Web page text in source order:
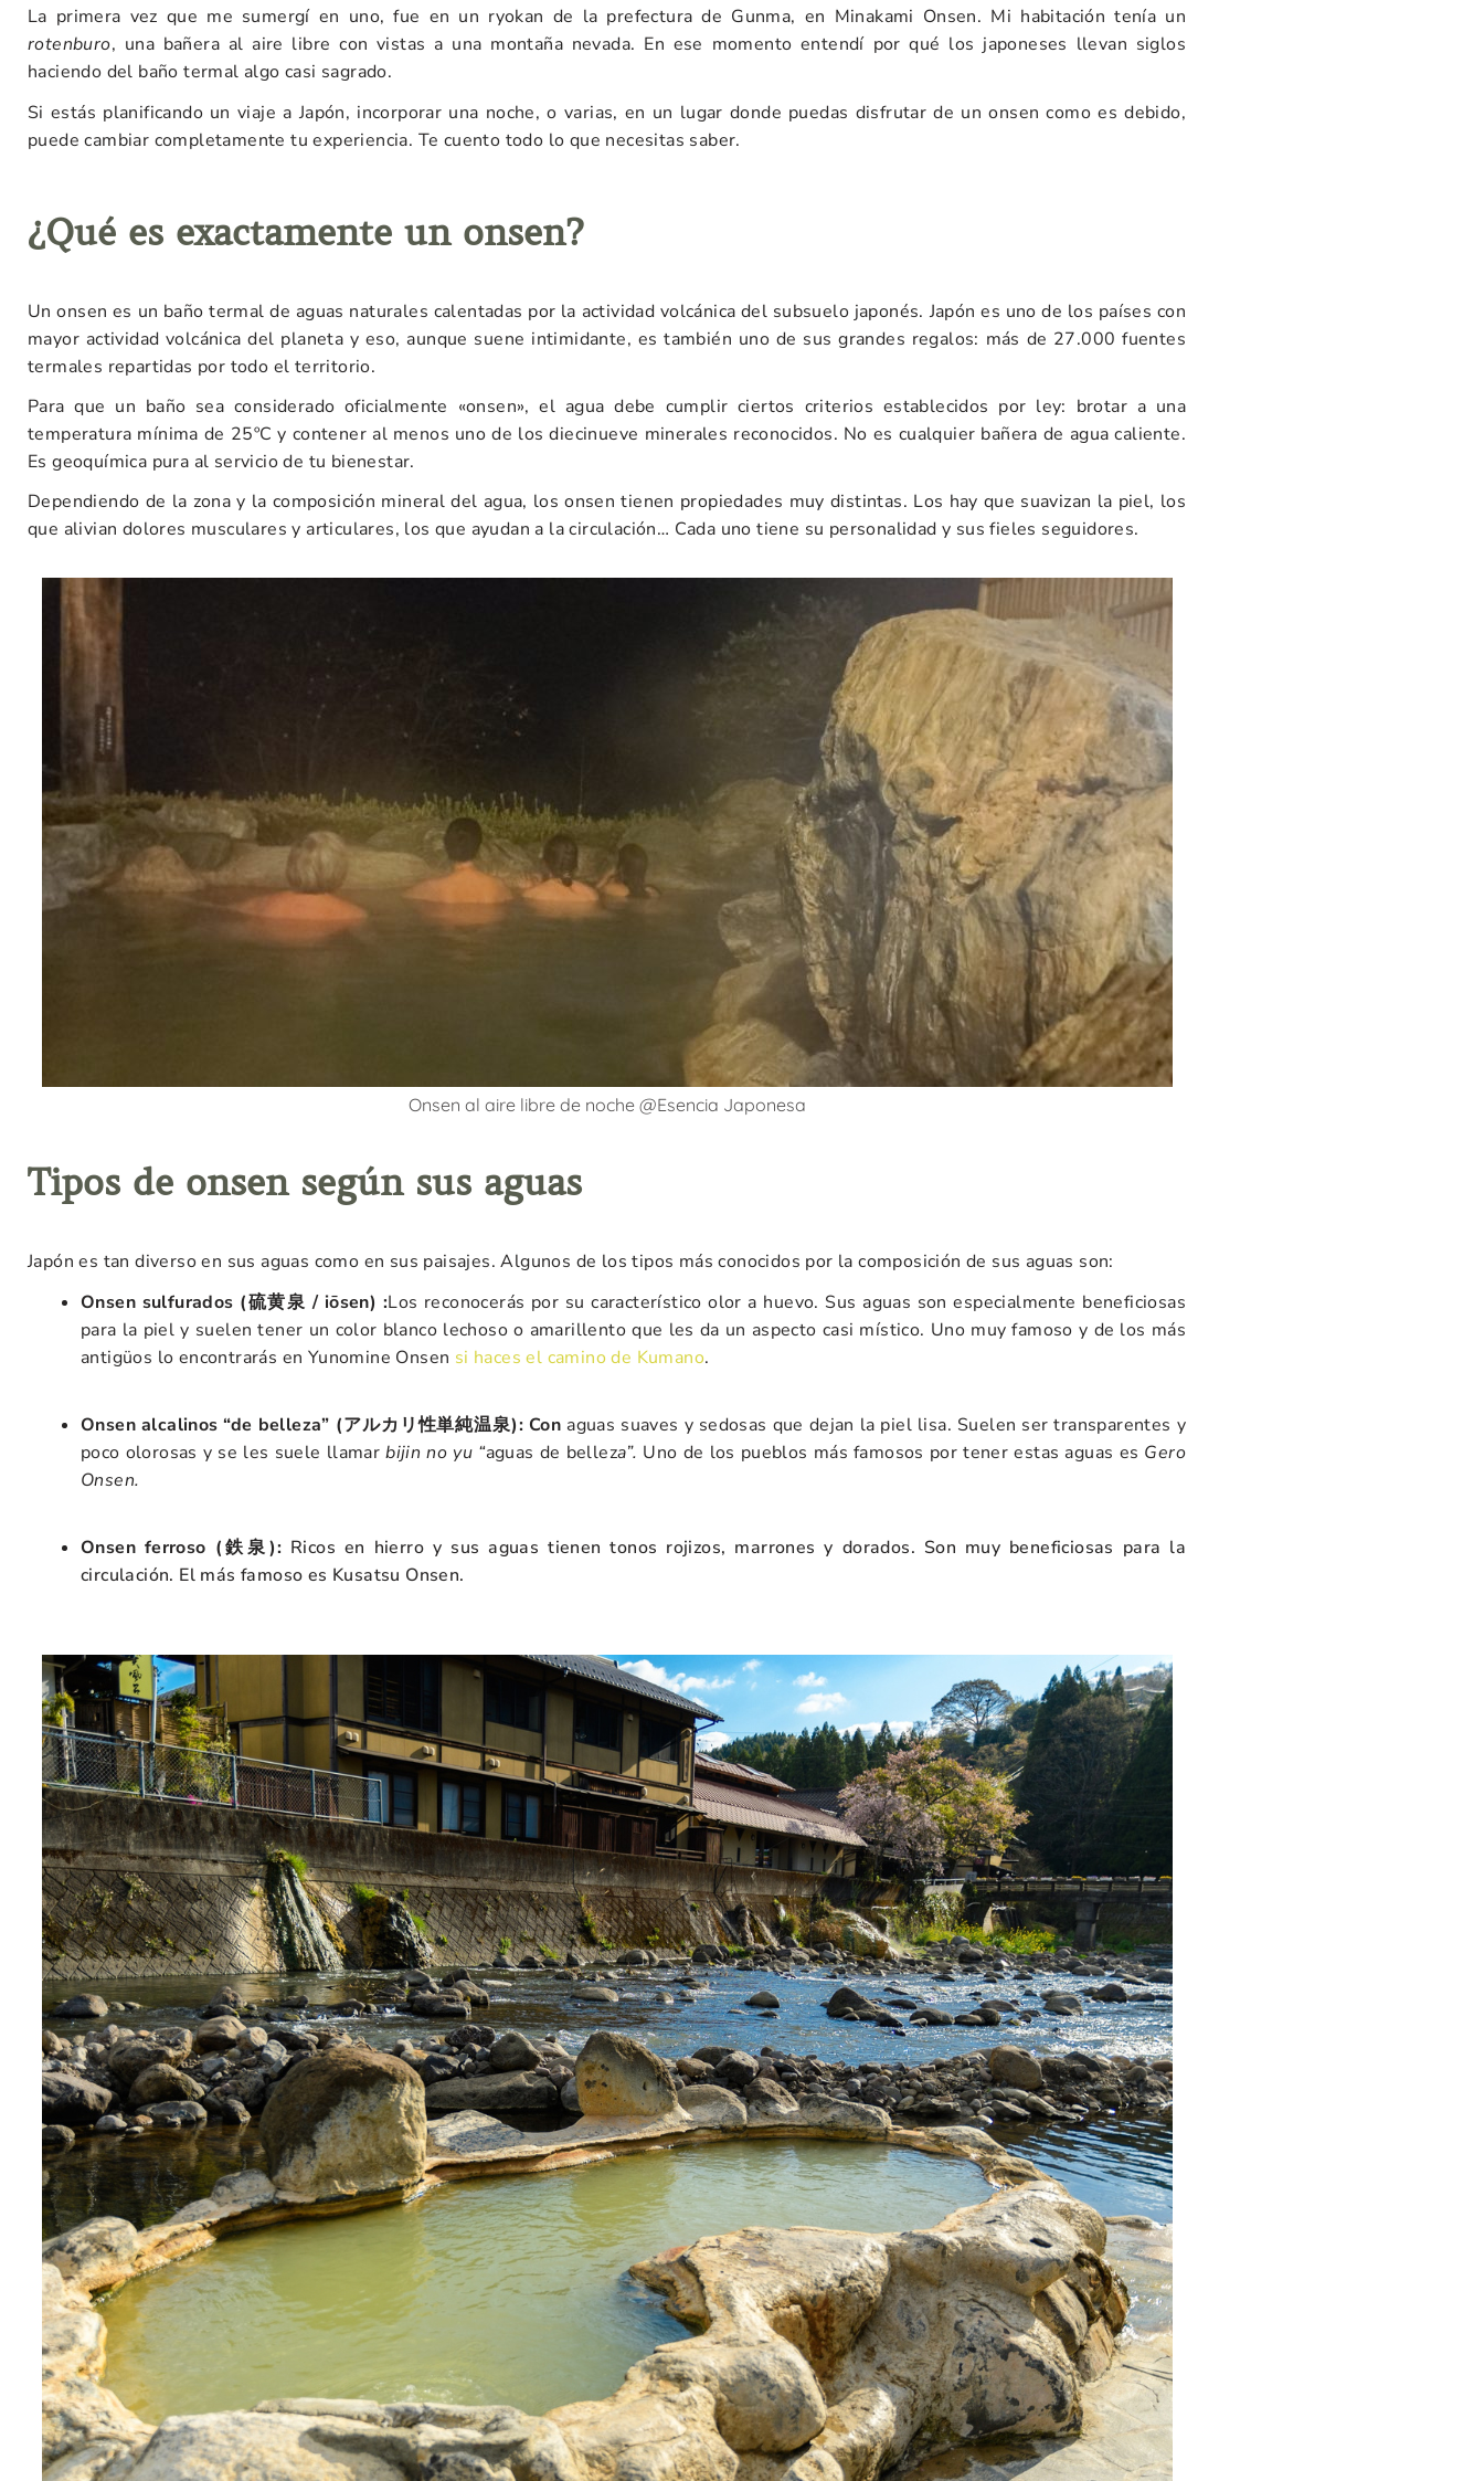
La primera vez que me sumergí en uno, fue en un ryokan de la prefectura de Gunma, en Minakami Onsen. Mi habitación tenía un
rotenburo, una bañera al aire libre con vistas a una montaña nevada. En ese momento entendí por qué los japoneses llevan siglos
haciendo del baño termal algo casi sagrado.
Si estás planificando un viaje a Japón, incorporar una noche, o varias, en un lugar donde puedas disfrutar de un onsen como es debido,
puede cambiar completamente tu experiencia. Te cuento todo lo que necesitas saber.
¿Qué es exactamente un onsen?
Un onsen es un baño termal de aguas naturales calentadas por la actividad volcánica del subsuelo japonés. Japón es uno de los países con
mayor actividad volcánica del planeta y eso, aunque suene intimidante, es también uno de sus grandes regalos: más de 27.000 fuentes
termales repartidas por todo el territorio.
Para que un baño sea considerado oficialmente «onsen», el agua debe cumplir ciertos criterios establecidos por ley: brotar a una
temperatura mínima de 25ºC y contener al menos uno de los diecinueve minerales reconocidos. No es cualquier bañera de agua caliente.
Es geoquímica pura al servicio de tu bienestar.
Dependiendo de la zona y la composición mineral del agua, los onsen tienen propiedades muy distintas. Los hay que suavizan la piel, los
que alivian dolores musculares y articulares, los que ayudan a la circulación… Cada uno tiene su personalidad y sus fieles seguidores.
Onsen al aire libre de noche @Esencia Japonesa
Tipos de onsen según sus aguas
Japón es tan diverso en sus aguas como en sus paisajes. Algunos de los tipos más conocidos por la composición de sus aguas son:
Onsen sulfurados (硫黄泉 / iōsen) :Los reconocerás por su característico olor a huevo. Sus aguas son especialmente beneficiosas
para la piel y suelen tener un color blanco lechoso o amarillento que les da un aspecto casi místico. Uno muy famoso y de los más
antigüos lo encontrarás en Yunomine Onsen si haces el camino de Kumano.
Onsen alcalinos “de belleza” (アルカリ性単純温泉): Con aguas suaves y sedosas que dejan la piel lisa. Suelen ser transparentes y
poco olorosas y se les suele llamarbijin no yu “aguas de belleza”. Uno de los pueblos más famosos por tener estas aguas es Gero
Onsen.
Onsen ferroso (鉄泉): Ricos en hierro y sus aguas tienen tonos rojizos, marrones y dorados. Son muy beneficiosas para la
circulación. El más famoso es Kusatsu Onsen.